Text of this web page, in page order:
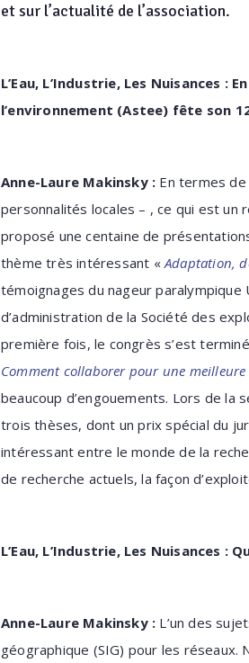
et sur l’actualité de l’association.
L’Eau, L’Industrie, Les Nuisances
l’environnement (Astee) fête son
Anne-Laure Makinsky : En termes
personnalités locales – , ce qui est un
proposé une centaine de
thème très intéressant «Adaptation,
témoignages du nageur
d’administration de la Société des
première fois, le congrès s’est
Comment collaborer pour une
beaucoup d’engouements. Lors de la
trois thèses, dont un prix spécial du
intéressant entre le monde de la
de recherche actuels, la façon
L’Eau, L’Industrie, Les Nuisances
Anne-Laure Makinsky : L’un des
géographique (SIG) pour les réseaux.